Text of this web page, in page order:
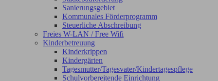
Sanierungsgebiet
Kommunales Förderprogramm
Steuerliche Abschreibung
Freies W-LAN / Free Wifi
Kinderbetreuung
Kinderkrippen
Kindergärten
Tagesmutter/Tagesvater/Kindertagespflege
Schulvorbereitende Einrichtung